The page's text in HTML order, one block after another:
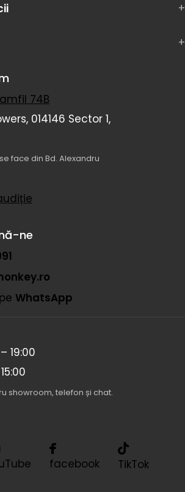
74B
014146 Sector 1,
face din Bd. Alexandru
ne
WhatsApp
19:00
showroom, telefon și chat.
facebook TikTok